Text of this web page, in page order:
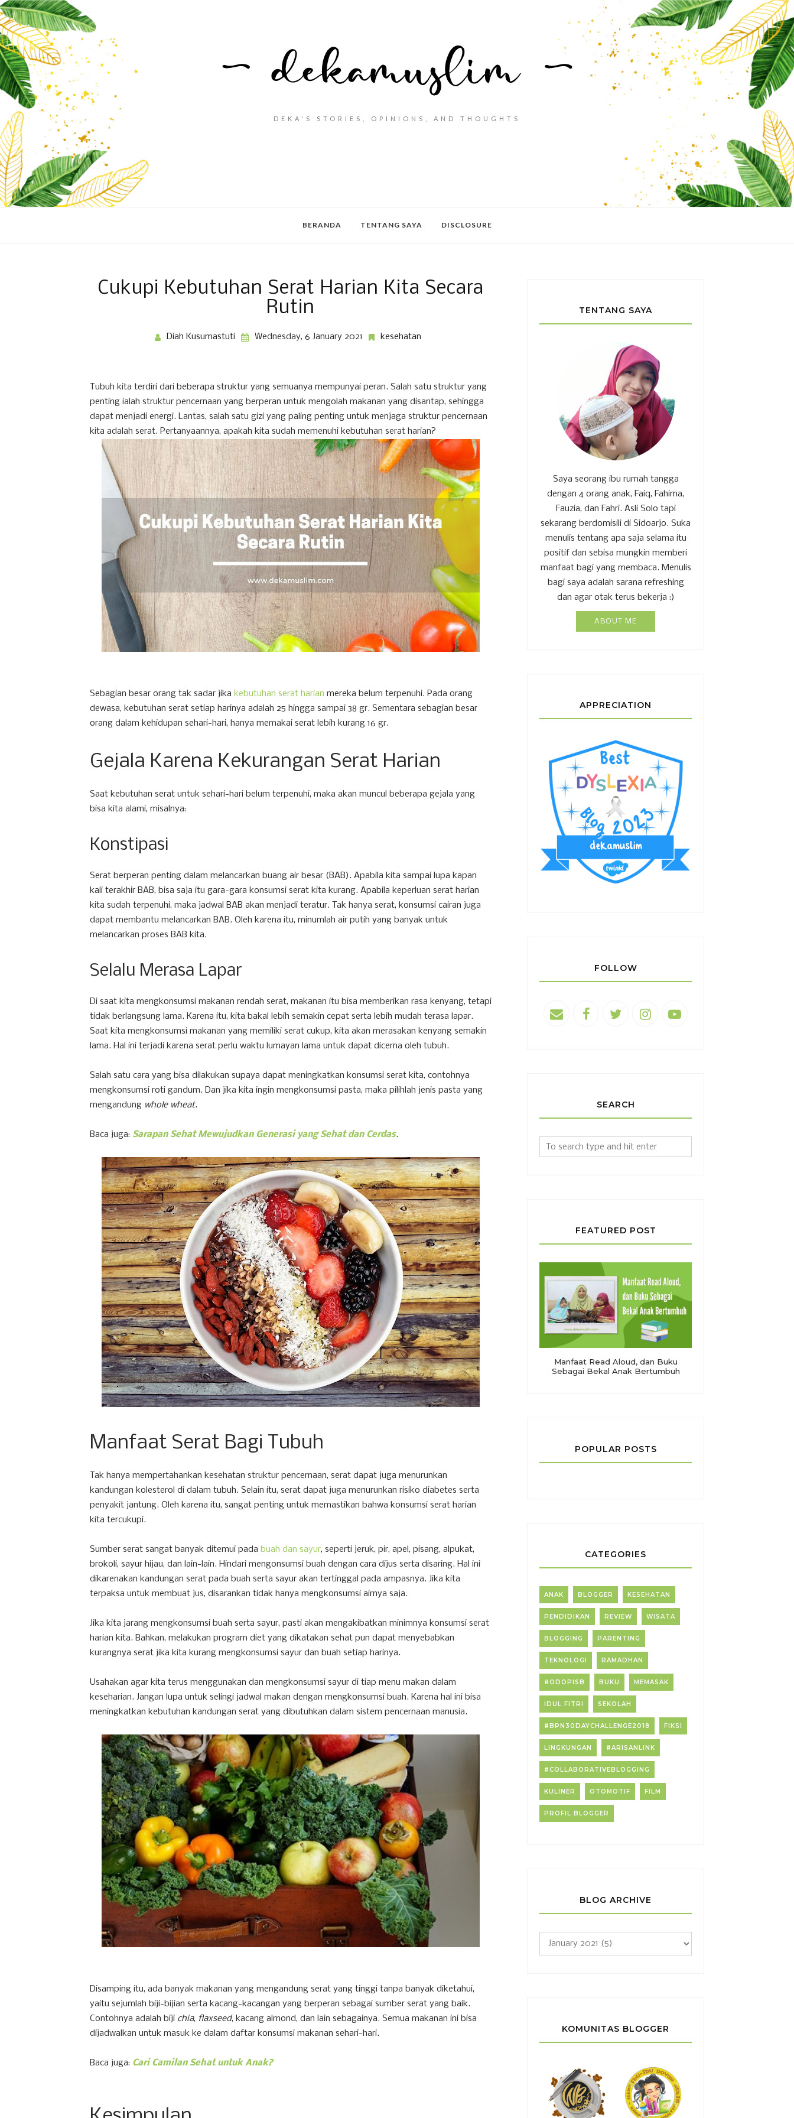
DEKA'S STORIES, OPINIONS, AND THOUGHTS
BERANDA TENTANG SAYA DISCLOSURE
Cukupi Kebutuhan Serat Harian Kita Secara
Rutin
Diah Kusumastuti Wednesday, 6 January 2021 kesehatan
Tubuh kita terdiri dari beberapa struktur yang semuanya mempunyai peran. Salah satu struktur yang
penting ialah struktur pencernaan yang berperan untuk mengolah makanan yang disantap, sehingga
dapat menjadi energi. Lantas, salah satu gizi yang paling penting untuk menjaga struktur pencernaan
kita adalah serat. Pertanyaannya, apakah kita sudah memenuhi kebutuhan serat harian?
Sebagian besar orang tak sadar jika kebutuhan serat harian mereka belum terpenuhi. Pada orang
dewasa, kebutuhan serat setiap harinya adalah 25 hingga sampai 38 gr. Sementara sebagian besar
orang dalam kehidupan sehari-hari, hanya memakai serat lebih kurang 16 gr.
Gejala Karena Kekurangan Serat Harian
Saat kebutuhan serat untuk sehari-hari belum terpenuhi, maka akan muncul beberapa gejala yang
bisa kita alami, misalnya:
Konstipasi
Serat berperan penting dalam melancarkan buang air besar (BAB). Apabila kita sampai lupa kapan
kali terakhir BAB, bisa saja itu gara-gara konsumsi serat kita kurang. Apabila keperluan serat harian
kita sudah terpenuhi, maka jadwal BAB akan menjadi teratur. Tak hanya serat, konsumsi cairan juga
dapat membantu melancarkan BAB. Oleh karena itu, minumlah air putih yang banyak untuk
melancarkan proses BAB kita.
Selalu Merasa Lapar
Di saat kita mengkonsumsi makanan rendah serat, makanan itu bisa memberikan rasa kenyang, tetapi
tidak berlangsung lama. Karena itu, kita bakal lebih semakin cepat serta lebih mudah terasa lapar.
Saat kita mengkonsumsi makanan yang memiliki serat cukup, kita akan merasakan kenyang semakin
lama. Hal ini terjadi karena serat perlu waktu lumayan lama untuk dapat dicerna oleh tubuh.
Salah satu cara yang bisa dilakukan supaya dapat meningkatkan konsumsi serat kita, contohnya
mengkonsumsi roti gandum. Dan jika kita ingin mengkonsumsi pasta, maka pilihlah jenis pasta yang
mengandung whole wheat.
Baca juga: Sarapan Sehat Mewujudkan Generasi yang Sehat dan Cerdas.
Manfaat Serat Bagi Tubuh
Tak hanya mempertahankan kesehatan struktur pencernaan, serat dapat juga menurunkan
kandungan kolesterol di dalam tubuh. Selain itu, serat dapat juga menurunkan risiko diabetes serta
penyakit jantung. Oleh karena itu, sangat penting untuk memastikan bahwa konsumsi serat harian
kita tercukupi.
Sumber serat sangat banyak ditemui pada buah dan sayur, seperti jeruk, pir, apel, pisang, alpukat,
brokoli, sayur hijau, dan lain-lain. Hindari mengonsumsi buah dengan cara dijus serta disaring. Hal ini
dikarenakan kandungan serat pada buah serta sayur akan tertinggal pada ampasnya. Jika kita
terpaksa untuk membuat jus, disarankan tidak hanya mengkonsumsi airnya saja.
Jika kita jarang mengkonsumsi buah serta sayur, pasti akan mengakibatkan minimnya konsumsi serat
harian kita. Bahkan, melakukan program diet yang dikatakan sehat pun dapat menyebabkan
kurangnya serat jika kita kurang mengkonsumsi sayur dan buah setiap harinya.
Usahakan agar kita terus menggunakan dan mengkonsumsi sayur di tiap menu makan dalam
keseharian. Jangan lupa untuk selingi jadwal makan dengan mengkonsumsi buah. Karena hal ini bisa
meningkatkan kebutuhan kandungan serat yang dibutuhkan dalam sistem pencernaan manusia.
Disamping itu, ada banyak makanan yang mengandung serat yang tinggi tanpa banyak diketahui,
yaitu sejumlah biji-bijian serta kacang-kacangan yang berperan sebagai sumber serat yang baik.
Contohnya adalah biji chia, flaxseed, kacang almond, dan lain sebagainya. Semua makanan ini bisa
dijadwalkan untuk masuk ke dalam daftar konsumsi makanan sehari-hari.
Baca juga: Cari Camilan Sehat untuk Anak?
TENTANG SAYA
Saya seorang ibu rumah tangga
dengan 4 orang anak, Faiq, Fahima,
Fauzia, dan Fahri. Asli Solo tapi
sekarang berdomisili di Sidoarjo. Suka
menulis tentang apa saja selama itu
positif dan sebisa mungkin memberi
manfaat bagi yang membaca. Menulis
bagi saya adalah sarana refreshing
dan agar otak terus bekerja :)
ABOUT ME
APPRECIATION
FOLLOW
SEARCH
FEATURED POST
Manfaat Read Aloud, dan Buku
Sebagai Bekal Anak Bertumbuh
POPULAR POSTS
CATEGORIES
ANAK BLOGGER KESEHATAN
PENDIDIKAN REVIEW WISATA
BLOGGING PARENTING
TEKNOLOGI RAMADHAN
#ODOPISB BUKU MEMASAK
IDUL FITRI SEKOLAH
#BPN30DAYCHALLENGE2018 FIKSI
LINGKUNGAN #ARISANLINK
#COLLABORATIVEBLOGGING
KULINER OTOMOTIF FILM
PROFIL BLOGGER
BLOG ARCHIVE
KOMUNITAS BLOGGER